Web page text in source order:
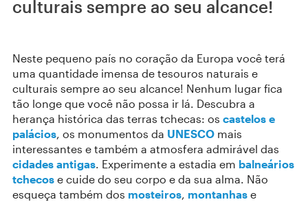
culturais sempre ao seu alcance!
Neste pequeno país no coração da Europa você terá
uma quantidade imensa de tesouros naturais e
culturais sempre ao seu alcance! Nenhum lugar fica
tão longe que você não possa ir lá. Descubra a
herança histórica das terras tchecas: os castelos e
palácios, os monumentos da UNESCO mais
interessantes e também a atmosfera admirável das
cidades antigas. Experimente a estadia em balneários
tchecos e cuide do seu corpo e da sua alma. Não
esqueça também dos mosteiros, montanhas e